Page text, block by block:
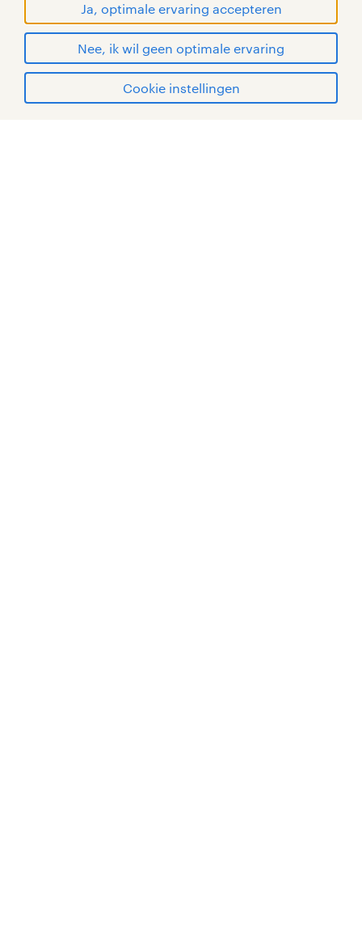
Ja, optimale ervaring accepteren
Nee, ik wil geen optimale ervaring
Cookie instellingen